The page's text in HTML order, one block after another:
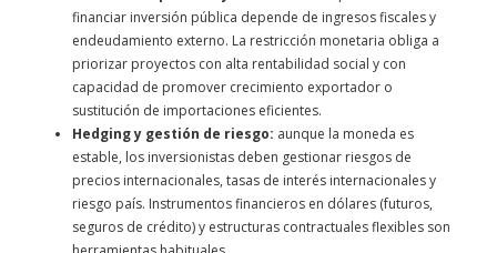
financiar inversión pública depende de ingresos fiscales y
endeudamiento externo. La restricción monetaria obliga a
priorizar proyectos con alta rentabilidad social y con
capacidad de promover crecimiento exportador o
sustitución de importaciones eficientes.
Hedging y gestión de riesgo: aunque la moneda es
estable, los inversionistas deben gestionar riesgos de
precios internacionales, tasas de interés internacionales y
riesgo país. Instrumentos financieros en dólares (futuros,
seguros de crédito) y estructuras contractuales flexibles son